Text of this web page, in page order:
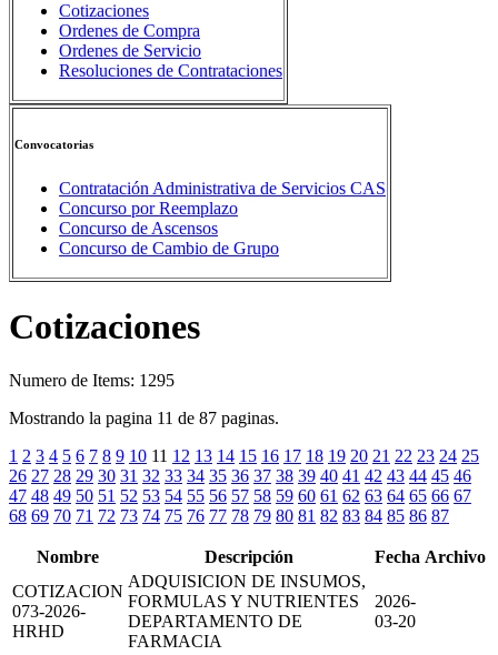
Cotizaciones
Ordenes de Compra
Ordenes de Servicio
Resoluciones de Contrataciones
Convocatorias
Contratación Administrativa de Servicios CAS
Concurso por Reemplazo
Concurso de Ascensos
Concurso de Cambio de Grupo
Cotizaciones
Numero de Items: 1295
Mostrando la pagina 11 de 87 paginas.
1 2 3 4 5 6 7 8 9 10 11 12 13 14 15 16 17 18 19 20 21 22 23 24 25
26 27 28 29 30 31 32 33 34 35 36 37 38 39 40 41 42 43 44 45 46
47 48 49 50 51 52 53 54 55 56 57 58 59 60 61 62 63 64 65 66 67
68 69 70 71 72 73 74 75 76 77 78 79 80 81 82 83 84 85 86 87
Nombre Descripción Fecha Archivo
COTIZACION
073-2026-
HRHD
ADQUISICION DE INSUMOS,
FORMULAS Y NUTRIENTES
DEPARTAMENTO DE
FARMACIA
2026-
03-20